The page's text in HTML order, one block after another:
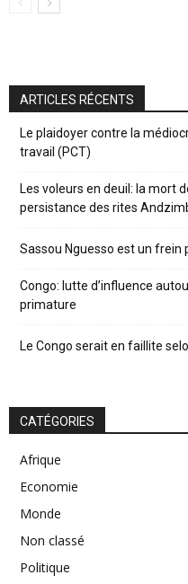
ARTICLES RÉCENTS
Le plaidoyer contre la
travail (PCT)
Les voleurs en deuil: la mort
persistance des rites
Sassou Nguesso est un frein
Congo: lutte d’influence
primature
Le Congo serait en faillite
CATÉGORIES
Afrique
Economie
Monde
Non classé
Politique